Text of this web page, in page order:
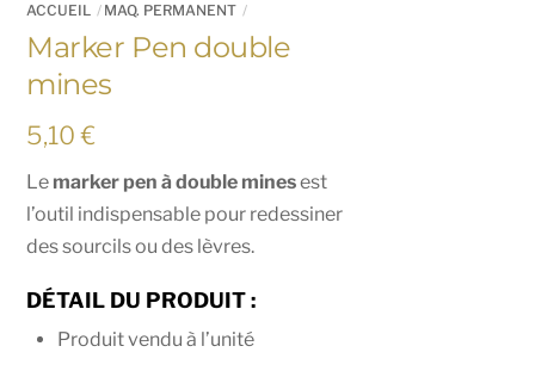
ACCUEIL MAQ. PERMANENT
Marker Pen double
mines
5,10€
Le marker pen à double minesest
l’outil indispensable pour redessiner
des sourcils ou des lèvres.
DÉTAIL DU PRODUIT :
Produit vendu à l’unité